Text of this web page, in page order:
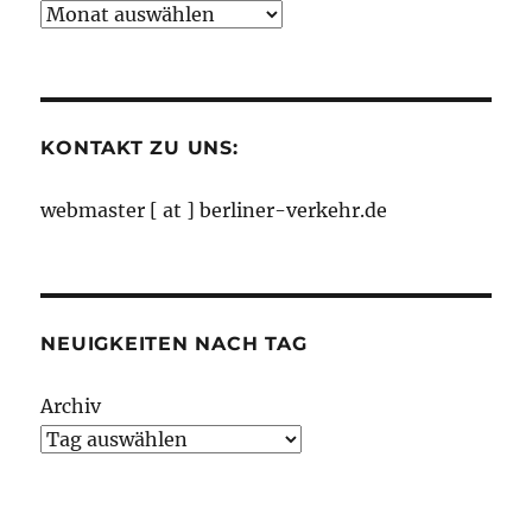
Neuigkeiten
KONTAKT ZU UNS:
webmaster [ at ] berliner-verkehr.de
NEUIGKEITEN NACH TAG
Archiv